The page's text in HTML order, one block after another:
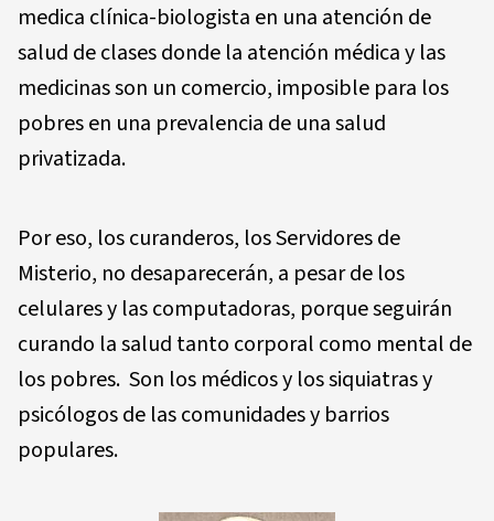
medica clínica-biologista en una atención de
salud de clases donde la atención médica y las
medicinas son un comercio, imposible para los
pobres en una prevalencia de una salud
privatizada.
Por eso, los curanderos, los Servidores de
Misterio, no desaparecerán, a pesar de los
celulares y las computadoras, porque seguirán
curando la salud tanto corporal como mental de
los pobres. Son los médicos y los siquiatras y
psicólogos de las comunidades y barrios
populares.